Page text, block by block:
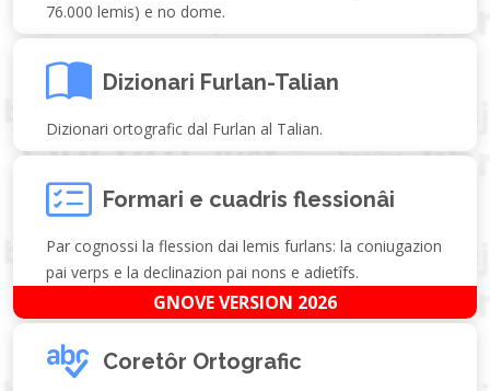
76.000 lemis) e no dome.
Dizionari Furlan-Talian
Dizionari ortografic dal Furlan al Talian.
Formari e cuadris flessionâi
Par cognossi la flession dai lemis furlans: la coniugazion
pai verps e la declinazion pai nons e adietîfs.
GNOVE VERSION 2026
Coretôr Ortografic